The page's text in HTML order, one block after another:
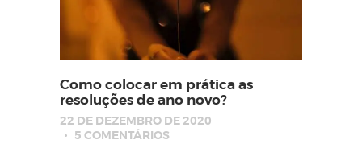
Como colocar em prática as
resoluções de ano novo?
22 DE DEZEMBRO DE 2020
5 COMENTÁRIOS